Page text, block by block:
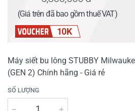
(Giá trên đã bao gồm thuế VAT)
10K
Máy siết bu lông STUBBY
(GEN 2) Chính hãng - Giá rẻ
SỐ LƯỢNG